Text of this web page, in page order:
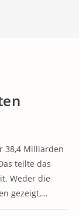
38,4 Milliarden
teilte das
Weder die
gezeigt,…